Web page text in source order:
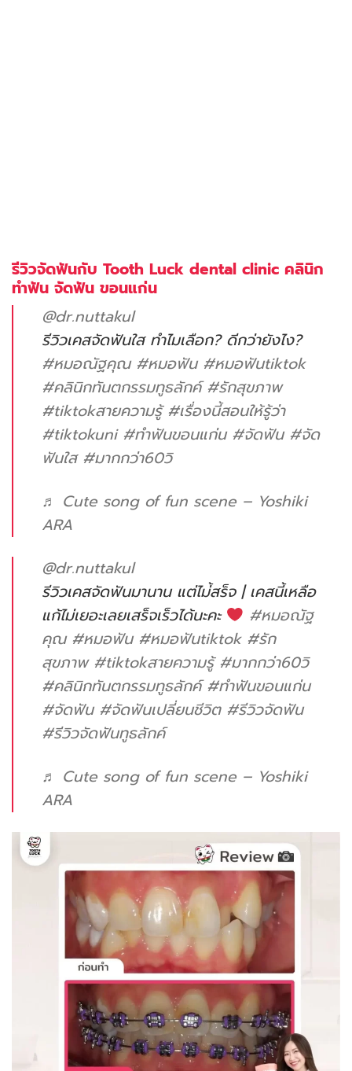
รีวิวจัดฟันกับ Tooth Luck dental clinic คลินิก
ทำฟัน จัดฟัน ขอนแก่น
@dr.nuttakul
รีวิวเคสจัดฟันใส ทำไมเลือก? ดีกว่ายังไง?
#หมอณัฐคุณ #หมอฟัน #หมอฟันtiktok
#คลินิกทันตกรรมทูธลักค์ #รักสุขภาพ
#tiktokสายความรู้ #เรื่องนี้สอนให้รู้ว่า
#tiktokuni #ทําฟันขอนแก่น #จัดฟัน #จัด
ฟันใส #มากกว่า60วิ
♬ Cute song of fun scene – Yoshiki
ARA
@dr.nuttakul
รีวิวเคสจัดฟันมานาน แต่ไม่้สร็จ | เคสนี้เหลือ
แก้ไม่เยอะเลยเสร็จเร็วได้นะคะ
#หมอณัฐ
คุณ #หมอฟัน #หมอฟันtiktok #รัก
สุขภาพ #tiktokสายความรู้ #มากกว่า60วิ
#คลินิกทันตกรรมทูธลักค์ #ทําฟันขอนแก่น
#จัดฟัน #จัดฟันเปลี่ยนชีวิต #รีวิวจัดฟัน
#รีวิวจัดฟันทูธลักค์
♬ Cute song of fun scene – Yoshiki
ARA